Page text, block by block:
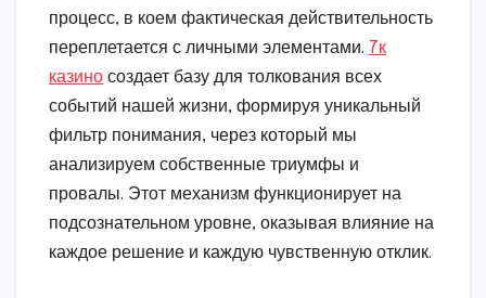
процесс, в коем фактическая действительность
переплетается с личными элементами. 7к
казино создает базу для толкования всех
событий нашей жизни, формируя уникальный
фильтр понимания, через который мы
анализируем собственные триумфы и
провалы. Этот механизм функционирует на
подсознательном уровне, оказывая влияние на
каждое решение и каждую чувственную отклик.